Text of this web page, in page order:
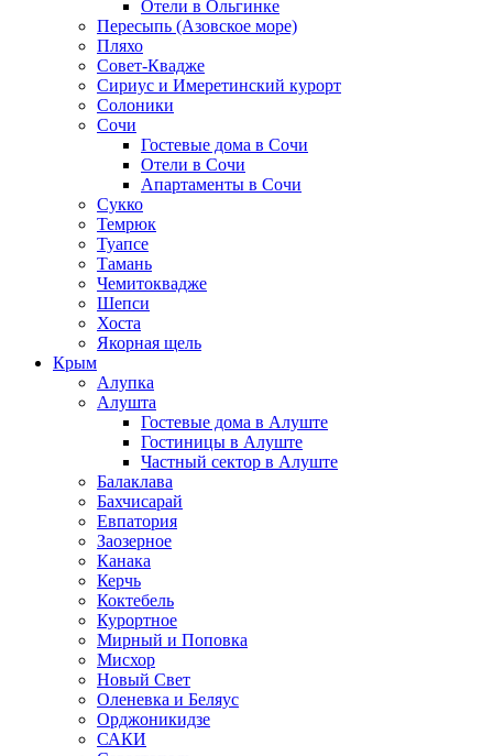
Отели в Ольгинке
Пересыпь (Азовское море)
Пляхо
Совет-Квадже
Сириус и Имеретинский курорт
Солоники
Сочи
Гостевые дома в Сочи
Отели в Сочи
Апартаменты в Сочи
Сукко
Темрюк
Туапсе
Тамань
Чемитоквадже
Шепси
Хоста
Якорная щель
Крым
Алупка
Алушта
Гостевые дома в Алуште
Гостиницы в Алуште
Частный сектор в Алуште
Балаклава
Бахчисарай
Евпатория
Заозерное
Канака
Керчь
Коктебель
Курортное
Мирный и Поповка
Мисхор
Новый Свет
Оленевка и Беляус
Орджоникидзе
САКИ